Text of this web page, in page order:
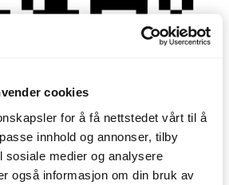
cookies
for å få nettstedet vårt til å
innhold og annonser, tilby
sosiale medier og analysere
også informasjon om din bruk av
og går ikke å kombinere med andre